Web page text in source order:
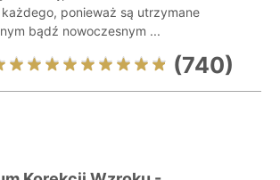
ponieważ są utrzymane
bądź nowoczesnym ...
(740)